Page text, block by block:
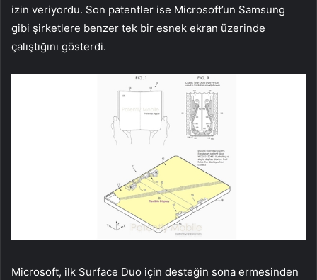
izin veriyordu. Son patentler ise Microsoft’un Samsung
gibi şirketlere benzer tek bir esnek ekran üzerinde
çalıştığını gösterdi.
Microsoft, ilk Surface Duo için desteğin sona ermesinden